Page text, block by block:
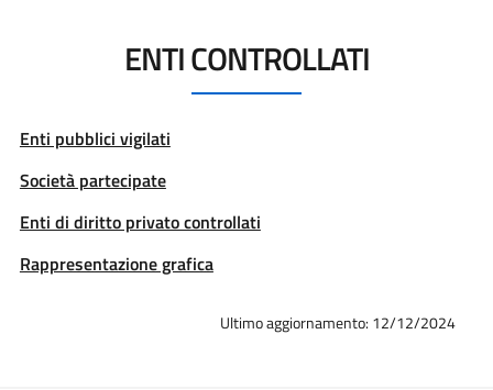
ENTI CONTROLLATI
Enti pubblici vigilati
Società partecipate
Enti di diritto privato controllati
Rappresentazione grafica
Ultimo aggiornamento: 12/12/2024